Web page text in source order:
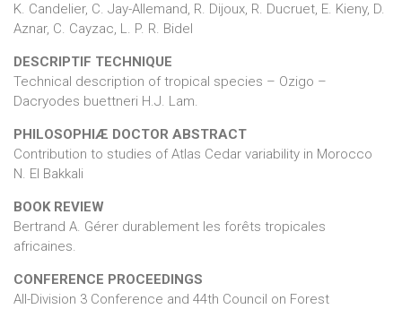
K. Candelier, C. Jay-Allemand, R. Dijoux, R. Ducruet, E. Kieny, D.
Aznar, C. Cayzac, L. P. R. Bidel
DESCRIPTIF TECHNIQUE
Technical description of tropical species – Ozigo –
Dacryodes buettneri H.J. Lam.
PHILOSOPHIÆ DOCTOR ABSTRACT
Contribution to studies of Atlas Cedar variability in Morocco
N. El Bakkali
BOOK REVIEW
Bertrand A. Gérer durablement les forêts tropicales
africaines.
CONFERENCE PROCEEDINGS
All-Division 3 Conference and 44th Council on Forest